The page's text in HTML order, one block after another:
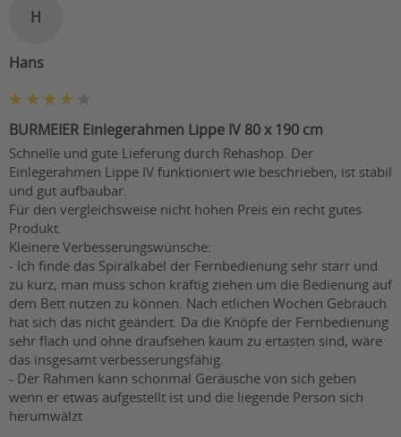
H
Hans
BURMEIER Einlegerahmen Lippe IV 80 x 190 cm
Schnelle und gute Lieferung durch Rehashop. Der
Einlegerahmen Lippe IV funktioniert wie beschrieben, ist stabil
und gut aufbaubar.
Für den vergleichsweise nicht hohen Preis ein recht gutes
Produkt.
Kleinere Verbesserungswünsche:
- Ich finde das Spiralkabel der Fernbedienung sehr starr und
zu kurz, man muss schon kräftig ziehen um die Bedienung auf
dem Bett nutzen zu können. Nach etlichen Wochen Gebrauch
hat sich das nicht geändert. Da die Knöpfe der Fernbedienung
sehr flach und ohne draufsehen kaum zu ertasten sind, wäre
das insgesamt verbesserungsfähig.
- Der Rahmen kann schonmal Geräusche von sich geben
wenn er etwas aufgestellt ist und die liegende Person sich
herumwälzt